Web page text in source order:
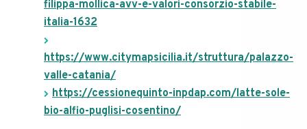
filippa-mollica-avv-e-valori-consorzio-stabile-
italia-1632
https://www.citymapsicilia.it/struttura/palazzo-
valle-catania/
https://cessionequinto-inpdap.com/latte-sole-
bio-alfio-puglisi-cosentino/